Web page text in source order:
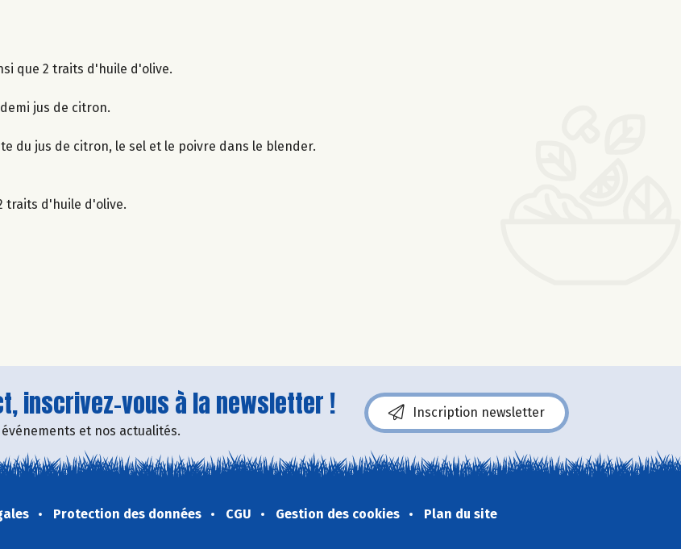
que 2 traits d'huile d'olive.
jus de citron.
du jus de citron, le sel et le poivre dans le blender.
traits d'huile d'olive.
inscrivez-vous à la newsletter !
et nos actualités.
Inscription newsletter
Protection des données CGU Gestion des cookies Plan du site